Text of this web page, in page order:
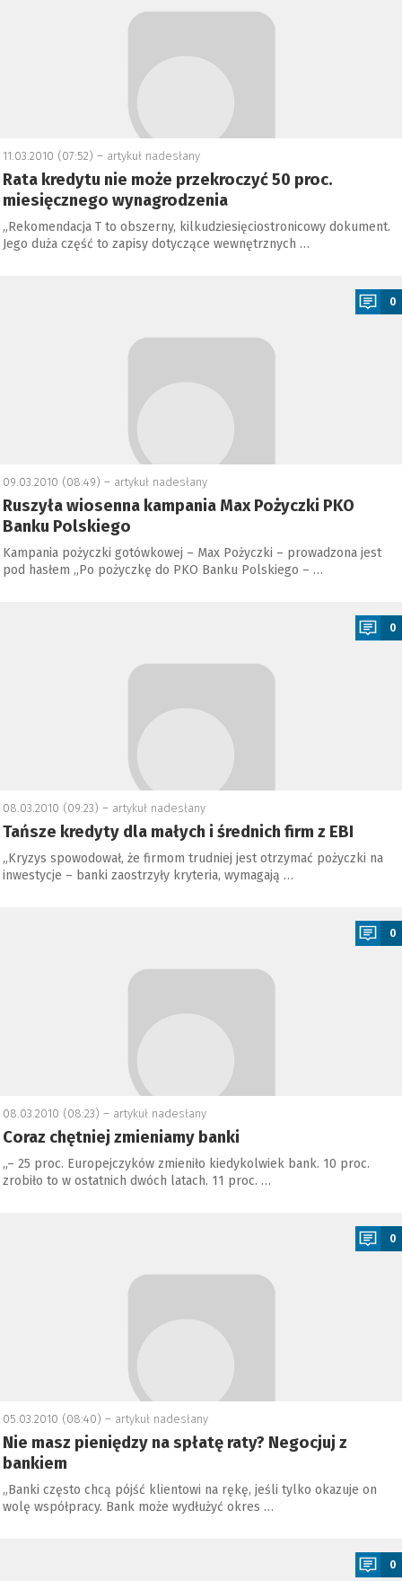
11.03.2010 (07:52) – artykuł nadesłany
Rata kredytu nie może przekroczyć 50 proc.
miesięcznego wynagrodzenia
„Rekomendacja T to obszerny, kilkudziesięciostronicowy dokument.
Jego duża część to zapisy dotyczące wewnętrznych …
0
09.03.2010 (08:49) – artykuł nadesłany
Ruszyła wiosenna kampania Max Pożyczki PKO
Banku Polskiego
Kampania pożyczki gotówkowej – Max Pożyczki – prowadzona jest
pod hasłem „Po pożyczkę do PKO Banku Polskiego – …
0
08.03.2010 (09:23) – artykuł nadesłany
Tańsze kredyty dla małych i średnich firm z EBI
„Kryzys spowodował, że firmom trudniej jest otrzymać pożyczki na
inwestycje – banki zaostrzyły kryteria, wymagają …
0
08.03.2010 (08:23) – artykuł nadesłany
Coraz chętniej zmieniamy banki
„– 25 proc. Europejczyków zmieniło kiedykolwiek bank. 10 proc.
zrobiło to w ostatnich dwóch latach. 11 proc. …
0
05.03.2010 (08:40) – artykuł nadesłany
Nie masz pieniędzy na spłatę raty? Negocjuj z
bankiem
„Banki często chcą pójść klientowi na rękę, jeśli tylko okazuje on
wolę współpracy. Bank może wydłużyć okres …
0